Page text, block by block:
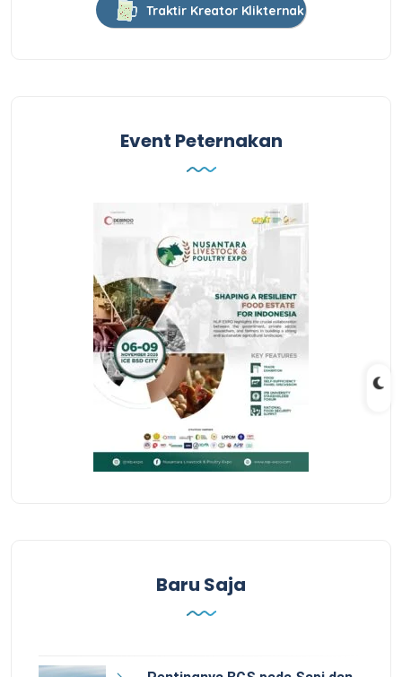
Traktir Kreator Klikternak
Event Peternakan
Baru Saja